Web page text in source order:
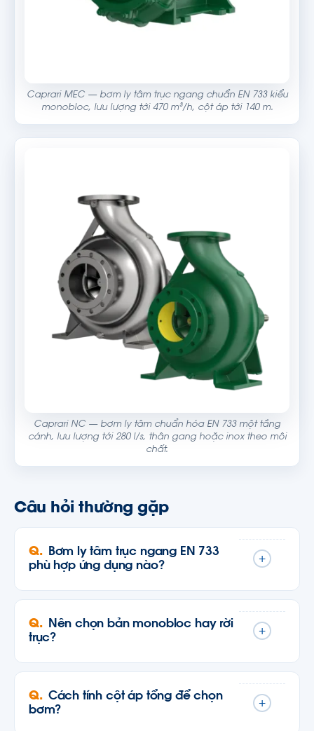
Caprari MEC — bơm ly tâm trục ngang chuẩn EN 733 kiểu
monobloc, lưu lượng tới 470 m³/h, cột áp tới 140 m.
Caprari NC — bơm ly tâm chuẩn hóa EN 733 một tầng
cánh, lưu lượng tới 280 l/s, thân gang hoặc inox theo môi
chất.
Câu hỏi thường gặp
Bơm ly tâm trục ngang EN 733
phù hợp ứng dụng nào?
+
Nên chọn bản monobloc hay rời
trục?
+
Cách tính cột áp tổng để chọn
bơm?
+